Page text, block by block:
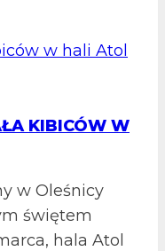
KIBICÓW W
w Oleśnicy
świętem
hala Atol